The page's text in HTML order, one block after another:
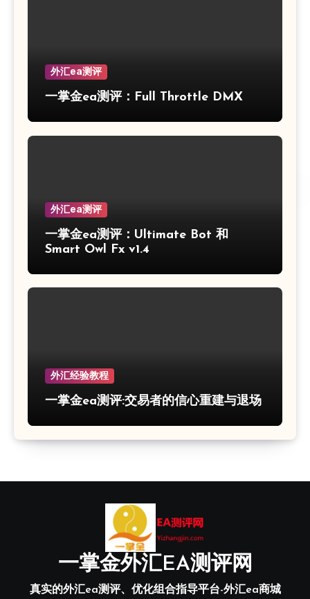
外汇ea测评
一掌金ea测评：Full Throttle DMX
外汇ea测评
一掌金ea测评：Ultimate Bot 和
Smart Owl Fx v1.4
外汇经验教程
一掌金ea测评:交易者的信心重建与退场
一掌金外汇EA测评网
真实的外汇ea测评、优化组合指导平台-外汇ea商城